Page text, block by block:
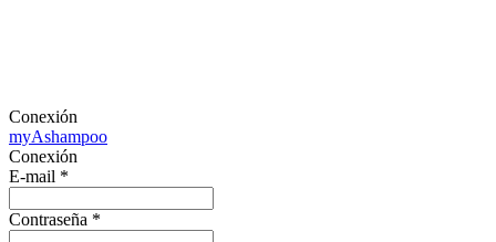
Conexión
myAshampoo
Conexión
E-mail *
Contraseña *